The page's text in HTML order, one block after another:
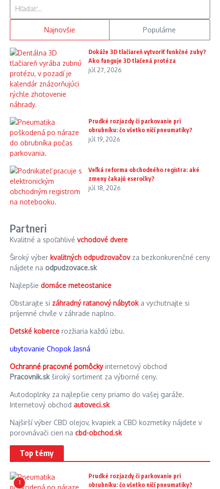
Najnovšie Populárne
Dokáže 3D tlačiareň vytvoriť funkčné zuby?
Ako funguje 3D tlačená protéza
júl 27, 2026
Prudké rozjazdy či parkovanie pri
obrubníku: čo všetko ničí pneumatiky?
júl 19, 2026
Veľká reforma obchodného registra: aké
zmeny čakajú eseročky?
júl 18, 2026
Partneri
Kvalitné a spoľahlivé vchodové dvere
Široký výber kvalitných odpudzovačovza bezkonkurenčné ceny
nájdete na odpudzovace.sk
Najlepšie domáce meteostanice
Obstarajte si záhradný ratanový nábytoka vychutnajte si
príjemné chvíle v záhrade naplno.
Detské koberce rozžiaria každú izbu.
ubytovanie Chopok Jasná
Ochranné pracovné pomôckyinternetový obchod
Pracovnik.skširoký sortiment za výborné ceny.
Autodoplnky za najlepšie ceny priamo do vašej garáže.
Internetový obchod autoveci.sk
Najširší výber CBD olejov, kvapiek a CBD kozmetiky nájdete v
porovnávači cien na cbd-obchod.sk
Top témy
1
Prudké rozjazdy či parkovanie pri
obrubníku: čo všetko ničí pneumatiky?